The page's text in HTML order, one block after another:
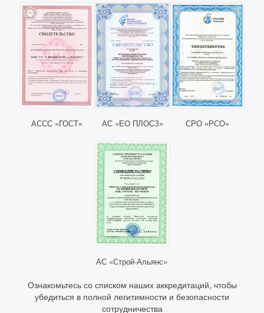
АССС «ГОСТ» АС «ЕО ПЛОСЗ» СРО «РСО»
АС «Строй-Альянс»
Ознакомьтесь со списком наших аккредитаций, чтобы
убедиться в полной легитимности и безопасности
сотрудничества